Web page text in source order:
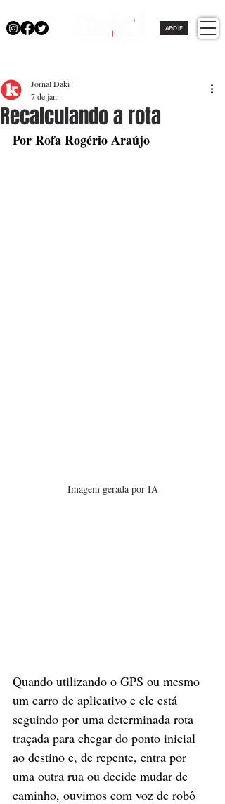
APOIE
Recalculando a rota
Jornal Daki
7 de jan.
Por Rofa Rogério Araújo
Imagem gerada por IA
Quando utilizando o GPS ou mesmo
um carro de aplicativo e ele está
seguindo por uma determinada rota
traçada para chegar do ponto inicial
ao destino e, de repente, entra por
uma outra rua ou decide mudar de
caminho, ouvimos com voz de robô